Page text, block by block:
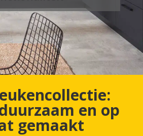
en op
gemaakt